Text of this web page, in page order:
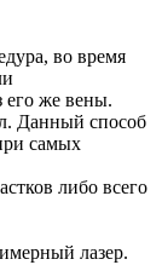
во время
же вены.
Данный способ
самых
либо всего
лазер.